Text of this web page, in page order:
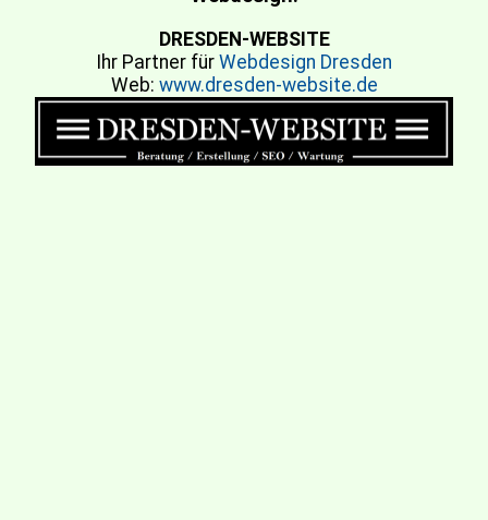
DRESDEN-WEBSITE
Ihr Partner für Webdesign Dresden
Web: www.dresden-website.de